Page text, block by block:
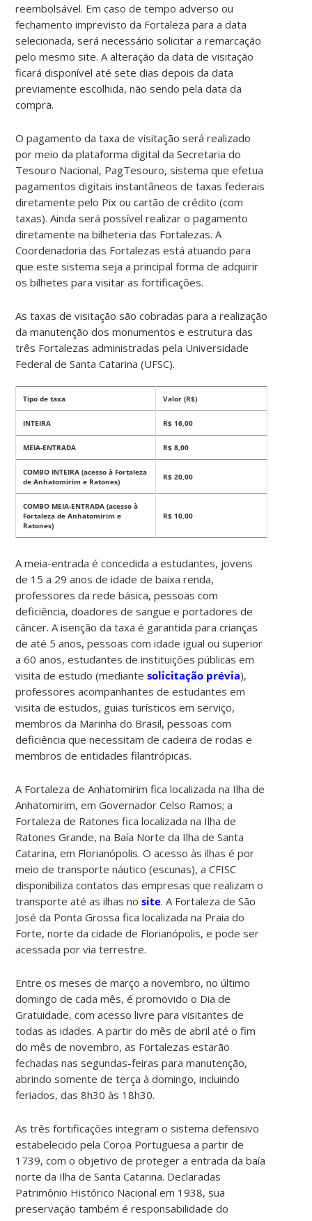
reembolsável. Em caso de tempo adverso ou
fechamento imprevisto da Fortaleza para a data
selecionada, será necessário solicitar a remarcação
pelo mesmo site. A alteração da data de visitação
ficará disponível até sete dias depois da data
previamente escolhida, não sendo pela data da
compra.
O pagamento da taxa de visitação será realizado
por meio da plataforma digital da Secretaria do
Tesouro Nacional, PagTesouro, sistema que efetua
pagamentos digitais instantâneos de taxas federais
diretamente pelo Pix ou cartão de crédito (com
taxas). Ainda será possível realizar o pagamento
diretamente na bilheteria das Fortalezas. A
Coordenadoria das Fortalezas está atuando para
que este sistema seja a principal forma de adquirir
os bilhetes para visitar as fortificações.
As taxas de visitação são cobradas para a realização
da manutenção dos monumentos e estrutura das
três Fortalezas administradas pela Universidade
Federal de Santa Catarina (UFSC).
Tipo de taxa Valor (R$)
INTEIRA R$ 16,00
MEIA-ENTRADA R$ 8,00
COMBO INTEIRA (acesso à Fortaleza
de Anhatomirim e Ratones)
R$ 20,00
COMBO MEIA-ENTRADA (acesso à
Fortaleza de Anhatomirim e
Ratones)
R$ 10,00
A meia-entrada é concedida a estudantes, jovens
de 15 a 29 anos de idade de baixa renda,
professores da rede básica, pessoas com
deficiência, doadores de sangue e portadores de
câncer. A isenção da taxa é garantida para crianças
de até 5 anos, pessoas com idade igual ou superior
a 60 anos, estudantes de instituições públicas em
visita de estudo (mediantesolicitação prévia),
professores acompanhantes de estudantes em
visita de estudos, guias turísticos em serviço,
membros da Marinha do Brasil, pessoas com
deficiência que necessitam de cadeira de rodas e
membros de entidades filantrópicas.
A Fortaleza de Anhatomirim fica localizada na Ilha de
Anhatomirim, em Governador Celso Ramos; a
Fortaleza de Ratones fica localizada na Ilha de
Ratones Grande, na Baía Norte da Ilha de Santa
Catarina, em Florianópolis. O acesso às ilhas é por
meio de transporte náutico (escunas), a CFISC
disponibiliza contatos das empresas que realizam o
transporte até as ilhas nosite. A Fortaleza de São
José da Ponta Grossa fica localizada na Praia do
Forte, norte da cidade de Florianópolis, e pode ser
acessada por via terrestre.
Entre os meses de março a novembro, no último
domingo de cada mês, é promovido o Dia de
Gratuidade, com acesso livre para visitantes de
todas as idades. A partir do mês de abril até o fim
do mês de novembro, as Fortalezas estarão
fechadas nas segundas-feiras para manutenção,
abrindo somente de terça à domingo, incluindo
feriados, das 8h30 às 18h30.
As três fortificações integram o sistema defensivo
estabelecido pela Coroa Portuguesa a partir de
1739, com o objetivo de proteger a entrada da baía
norte da Ilha de Santa Catarina. Declaradas
Patrimônio Histórico Nacional em 1938, sua
preservação também é responsabilidade do